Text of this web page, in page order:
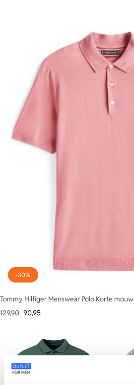
-30%
Tommy Hilfiger Menswear Polo Korte mouw
129,90 90,95